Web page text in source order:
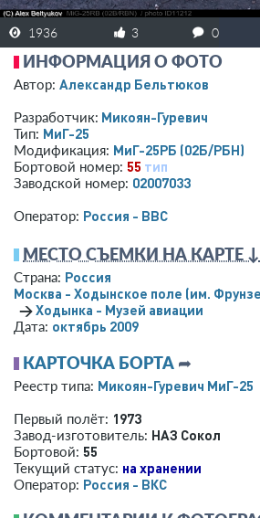
1936 3 0
ИНФОРМАЦИЯ О ФОТО
Автор: Александр Бельтюков
Разработчик: Микоян-Гуревич
Тип: МиГ-25
Модификация: МиГ-25РБ (02Б/РБН)
Бортовой номер: 55 тип
Заводской номер: 02007033
Оператор: Россия - ВВС
МЕСТО СЪЕМКИ НА КАРТЕ ↓
Страна: Россия
Москва - Ходынское поле (им.
→Ходынка - Музей авиации
Дата: октябрь 2009
КАРТОЧКА БОРТА ➦
Реестр типа: Микоян-Гуревич МиГ-25
Первый полёт: 1973
Завод-изготовитель: НАЗ Сокол
Бортовой: 55
Текущий статус: на хранении
Оператор: Россия - ВКС